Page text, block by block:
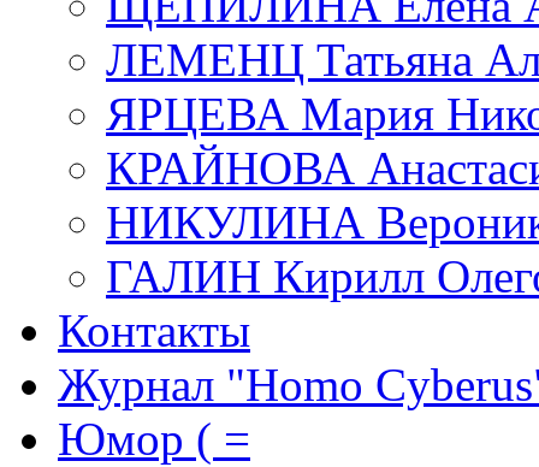
ЛЕМЕНЦ Татьяна
ЯРЦЕВА Мария
КРАЙНОВА
НИКУЛИНА
ГАЛИН Кирилл
Контакты
Журнал "Homo
Юмор ( =